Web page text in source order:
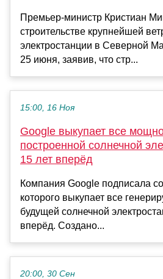
Премьер-министр Кристиан
строительстве крупнейшей
электростанции в Северной
25 июня, заявив, что стр...
15:00, 16 Ноя
Google выкупает все
построенной солнечной
15 лет вперёд
Компания Google подписала
которого выкупает все
будущей солнечной
вперёд. Создано...
20:00, 30 Сен